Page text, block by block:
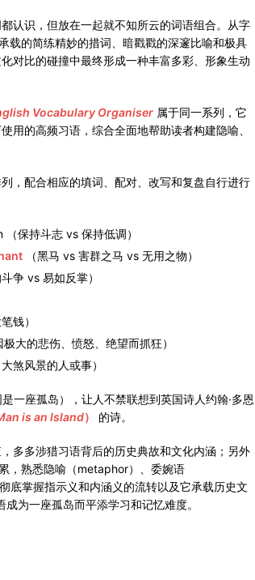
认识，但放在一起就不知所云的词语组合。从字
载的简练精妙的措词、暗戳戳的深邃比喻和极具
对比的碰撞中最终形成一种丰富多彩、形象生动
Vocabulary Organiser 属于同一系列，它
用的高频习语，综合全面地帮助读者构建隐喻、
，配合相应的填词、配对、改写和复盘自行进行
保持斗志 vs 保持低调）
（黑马 vs 害群之马 vs 无用之物）
争 vs 易如反掌）
钱）
大的悲伤、愤怒、绝望而抓狂）
煞风景的人或事）
一座孤岛），让人不禁联想到英国诗人约翰·多恩
is an Island） 的诗。
多多涉猎习语背后的历史典故和文化内涵；另外
，熟悉隐喻（metaphor）、委婉语
底掌握指示义和内涵义的流转以及它承载历史文
为一座孤岛而平添学习和记忆难度。